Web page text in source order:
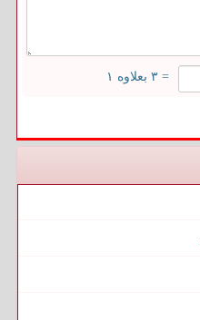
= ۳ بعلاوه ۱